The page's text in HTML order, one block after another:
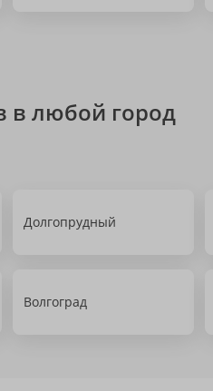
в любой город
Долгопрудный
Волгоград